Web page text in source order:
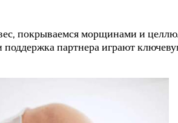
покрываемся морщинами и
поддержка партнера играют